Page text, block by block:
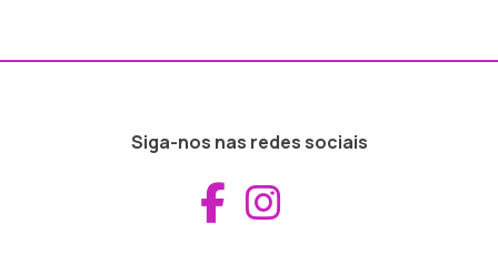
Siga-nos nas redes sociais
Aceder ao